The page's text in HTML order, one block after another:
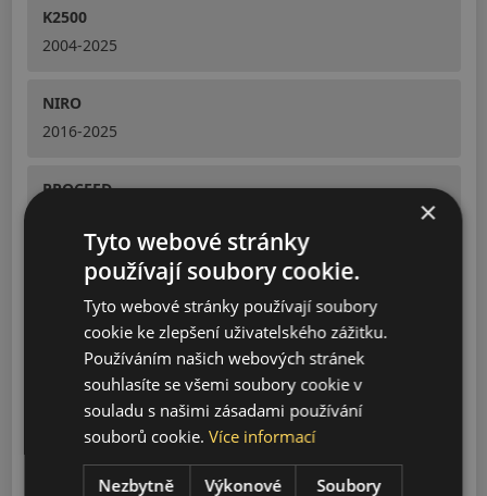
K2500
2004-2025
NIRO
2016-2025
PROCEED
PICANTO X-LINE
2020-2024
2000-2024
STINGER
2017-2024
×
Tyto webové stránky
používají soubory cookie.
Tyto webové stránky používají soubory
cookie ke zlepšení uživatelského zážitku.
Používáním našich webových stránek
souhlasíte se všemi soubory cookie v
souladu s našimi zásadami používání
souborů cookie.Více informací
Nezbytně
Výkonové
Soubory